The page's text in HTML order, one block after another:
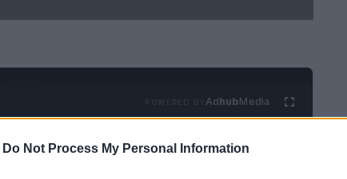
Do Not Process My Personal Information
POWERED BY AdhubMedia